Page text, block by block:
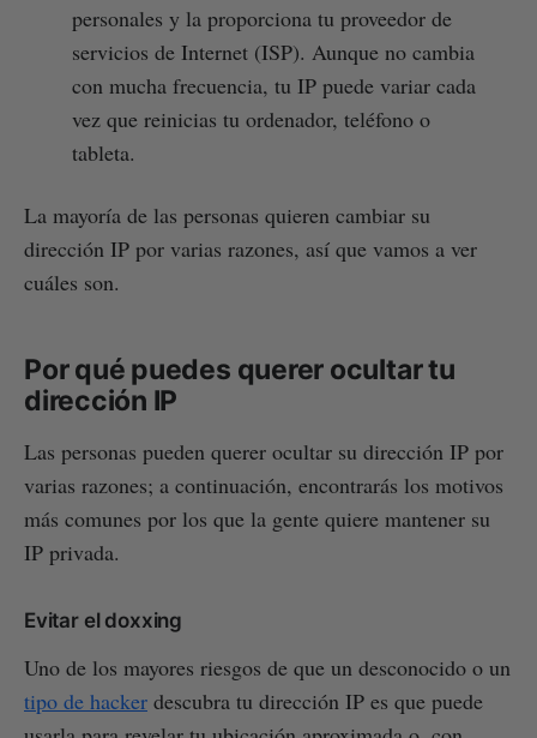
personales y la proporciona tu proveedor de
servicios de Internet (ISP). Aunque no cambia
con mucha frecuencia, tu IP puede variar cada
vez que reinicias tu ordenador, teléfono o
tableta.
La mayoría de las personas quieren cambiar su
dirección IP por varias razones, así que vamos a ver
cuáles son.
Por qué puedes querer ocultar tu
dirección IP
Las personas pueden querer ocultar su dirección IP por
varias razones; a continuación, encontrarás los motivos
más comunes por los que la gente quiere mantener su
IP privada.
Evitar el doxxing
Uno de los mayores riesgos de que un desconocido o un
tipo de hacker descubra tu dirección IP es que puede